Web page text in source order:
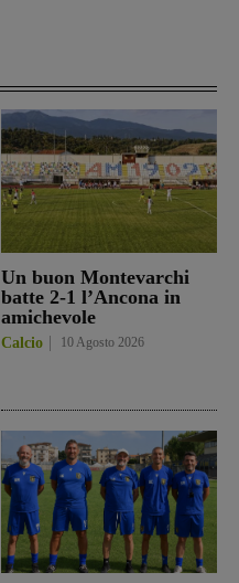
Un buon Montevarchi
batte 2-1 l’Ancona in
amichevole
Calcio 10 Agosto 2026